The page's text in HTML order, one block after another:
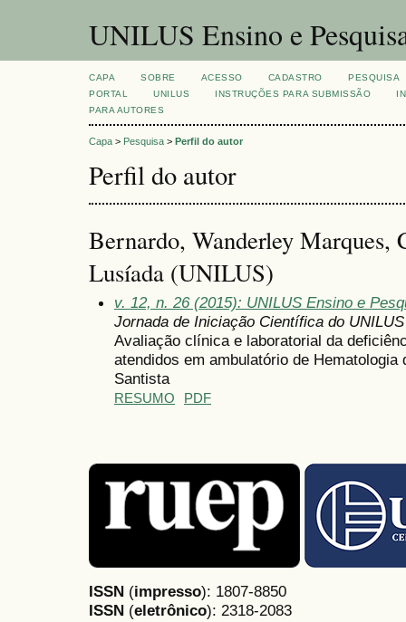
UNILUS Ensino e
CAPA SOBRE ACESSO CADASTRO
PESQUISA
PORTAL
UNILUS INSTRUÇÕES PARA SUBMISSÃO
PARA AUTORES
Capa > Pesquisa > Perfil do autor
Perfil do autor
Bernardo, Wanderley Marques,
Lusíada (UNILUS)
v. 12, n. 26 (2015): UNILUS Ensino e
Jornada de Iniciação Científica do UNILUS
Avaliação clínica e laboratorial da
atendidos em ambulatório de
Santista
RESUMO PDF
ISSN (impresso): 1807-8850
ISSN (eletrônico): 2318-2083